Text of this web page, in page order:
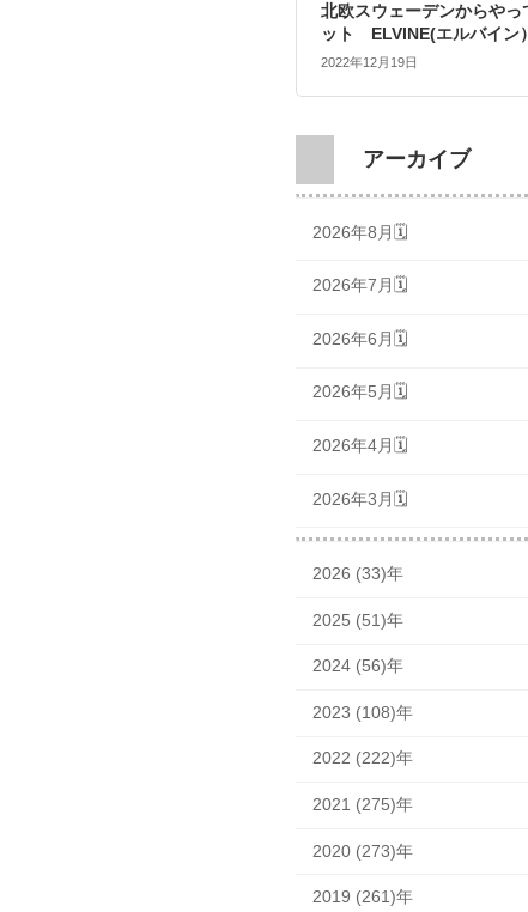
北欧スウェーデンからやっ
ット ELVINE(エルバイン）
2022年12月19日
アーカイブ
2026年8月🗓
2026年7月🗓
2026年6月🗓
2026年5月🗓
2026年4月🗓
2026年3月🗓
2026 (33)年
2025 (51)年
2024 (56)年
2023 (108)年
2022 (222)年
2021 (275)年
2020 (273)年
2019 (261)年